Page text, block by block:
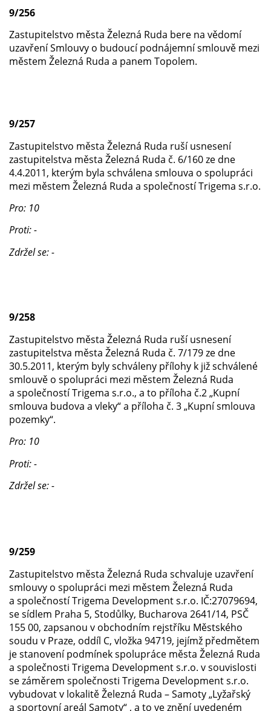
9/256
Zastupitelstvo města Železná Ruda bere na vědomí
uzavření Smlouvy o budoucí podnájemní smlouvě mezi
městem Železná Ruda a panem Topolem.
9/257
Zastupitelstvo města Železná Ruda ruší usnesení
zastupitelstva města Železná Ruda č. 6/160 ze dne
4.4.2011, kterým byla schválena smlouva o spolupráci
mezi městem Železná Ruda a společností Trigema s.r.o.
Pro: 10
Proti: -
Zdržel se: -
9/258
Zastupitelstvo města Železná Ruda ruší usnesení
zastupitelstva města Železná Ruda č. 7/179 ze dne
30.5.2011, kterým byly schváleny přílohy k již schválené
smlouvě o spolupráci mezi městem Železná Ruda
a společností Trigema s.r.o., a to příloha č.2 „Kupní
smlouva budova a vleky“ a příloha č. 3 „Kupní smlouva
pozemky“.
Pro: 10
Proti: -
Zdržel se: -
9/259
Zastupitelstvo města Železná Ruda schvaluje uzavření
smlouvy o spolupráci mezi městem Železná Ruda
a společností Trigema Development s.r.o. IČ:27079694,
se sídlem Praha 5, Stodůlky, Bucharova 2641/14, PSČ
155 00, zapsanou v obchodním rejstříku Městského
soudu v Praze, oddíl C, vložka 94719, jejímž předmětem
je stanovení podmínek spolupráce města Železná Ruda
a společnosti Trigema Development s.r.o. v souvislosti
se záměrem společnosti Trigema Development s.r.o.
vybudovat v lokalitě Železná Ruda – Samoty „Lyžařský
a sportovní areál Samoty“ , a to ve znění uvedeném